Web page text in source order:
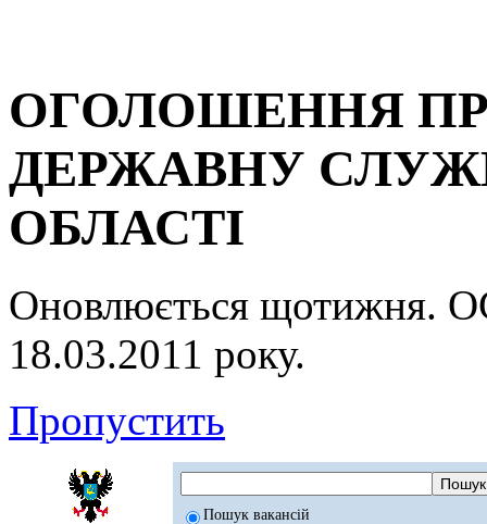
ОГОЛОШЕННЯ
ДЕРЖАВНУ
ОБЛАСТІ
Оновлюється
18.03.2011 року.
Пропустить
Пошук вакансій